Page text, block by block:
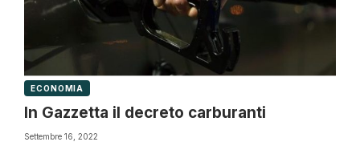
ECONOMIA
In Gazzetta il decreto carburanti
Settembre 16, 2022